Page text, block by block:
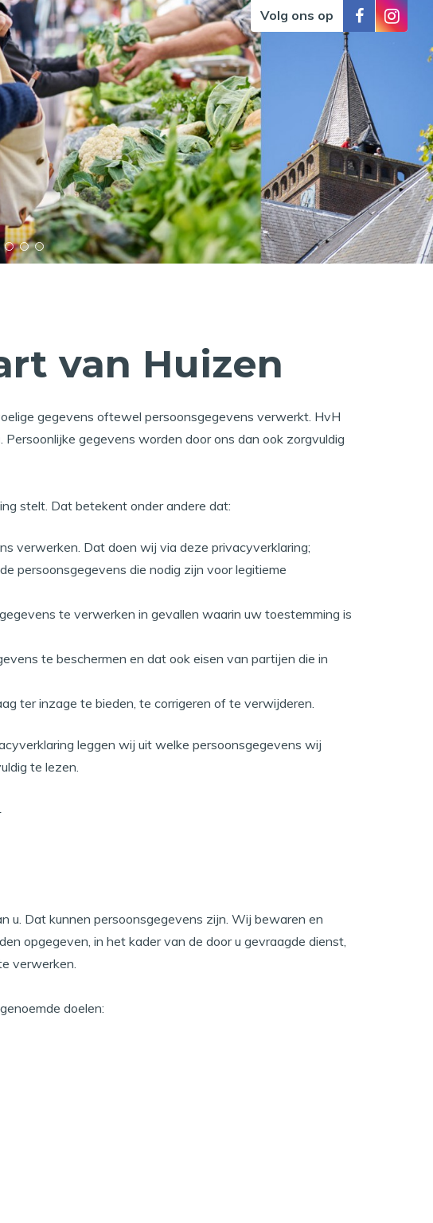
Volg ons op
van Huizen
gegevens oftewel persoonsgegevens verwerkt. HvH
gegevens worden door ons dan ook zorgvuldig
stelt. Dat betekent onder andere dat:
verwerken. Dat doen wij via deze privacyverklaring;
persoonsgegevens die nodig zijn voor legitieme
te verwerken in gevallen waarin uw toestemming is
te beschermen en dat ook eisen van partijen die in
ter inzage te bieden, te corrigeren of te verwijderen.
leggen wij uit welke persoonsgegevens wij
te lezen.
u. Dat kunnen persoonsgegevens zijn. Wij bewaren en
opgegeven, in het kader van de door u gevraagde dienst,
verwerken.
doelen:
Youtube links